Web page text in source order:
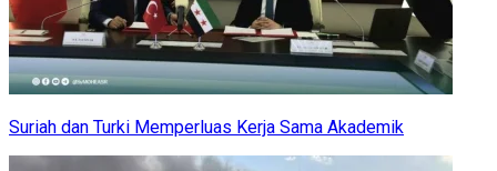
Suriah dan Turki Memperluas Kerja Sama Akademik